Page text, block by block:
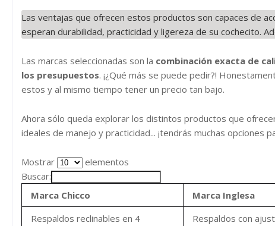
Las ventajas que ofrecen estos productos son capaces de
esperan durabilidad, practicidad y ligereza de su cochecito.
Las marcas seleccionadas son la combinación exacta de
los presupuestos. ¡¿Qué más se puede pedir?!
estos y al mismo tiempo tener un precio tan bajo.
Ahora sólo queda explorar los distintos productos que
ideales de manejo y practicidad... ¡tendrás muchas opciones
Mostrar
elementos
Buscar:
Marca Chicco
Marca Inglesa
Respaldos reclinables en 4
Respaldos con